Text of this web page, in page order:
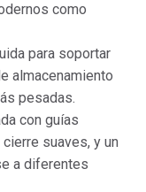
como
para soportar
almacenamiento
pesadas.
con guías
suaves, y un
a diferentes